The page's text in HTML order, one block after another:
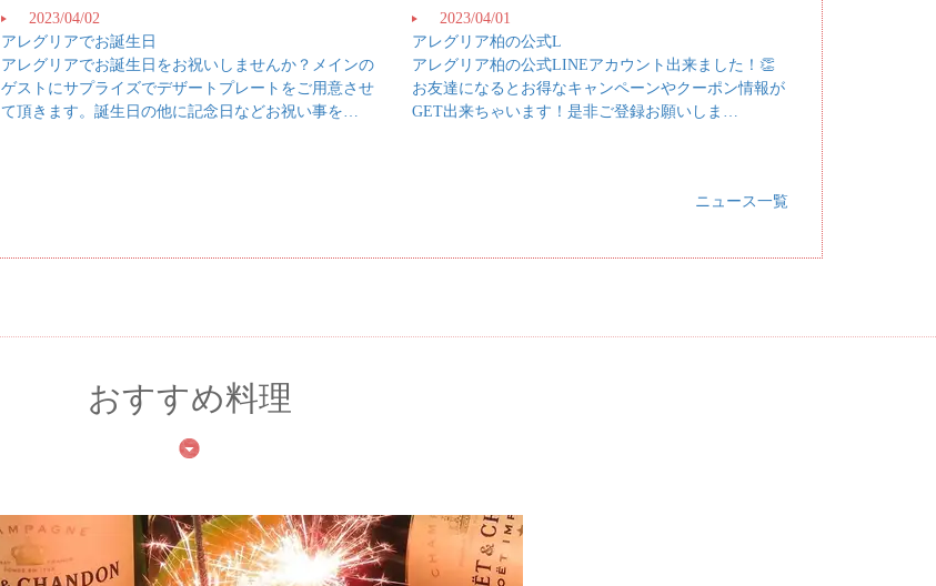
2023/04/02
アレグリアでお誕生日
アレグリアでお誕生日をお祝いしませんか？メインの
ゲストにサプライズでデザートプレートをご用意させ
て頂きます。誕生日の他に記念日などお祝い事を…
2023/04/01
アレグリア柏の公式L
アレグリア柏の公式LINEアカウント出来ました！👏
お友達になるとお得なキャンペーンやクーポン情報が
GET出来ちゃいます！是非ご登録お願いしま…
ニュース一覧
おすすめ料理